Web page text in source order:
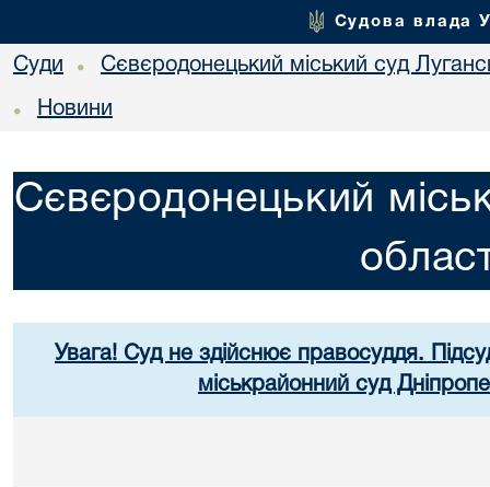
Судова влада
Суди • Сєвєродонецький міський суд
• Новини
Сєвєродонецький
Увага! Суд не здійснює правосуддя.
міськрайонний суд